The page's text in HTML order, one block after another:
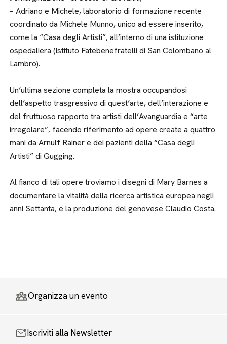
– Adriano e Michele, laboratorio di formazione recente
coordinato da Michele Munno, unico ad essere inserito,
come la “Casa degli Artisti”, all’interno di una istituzione
ospedaliera (Istituto Fatebenefratelli di San Colombano al
Lambro).
Un’ultima sezione completa la mostra occupandosi
dell’aspetto trasgressivo di quest’arte, dell’interazione e
del fruttuoso rapporto tra artisti dell’Avanguardia e “arte
irregolare”, facendo riferimento ad opere create a quattro
mani da Arnulf Rainer e dei pazienti della “Casa degli
Artisti” di Gugging.
Al fianco di tali opere troviamo i disegni di Mary Barnes a
documentare la vitalità della ricerca artistica europea negli
anni Settanta, e la produzione del genovese Claudio Costa.
Organizza un evento
Iscriviti alla Newsletter